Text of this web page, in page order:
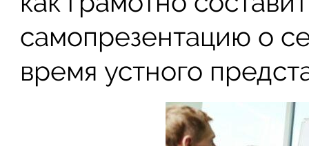
самопрезентацию о
время устного